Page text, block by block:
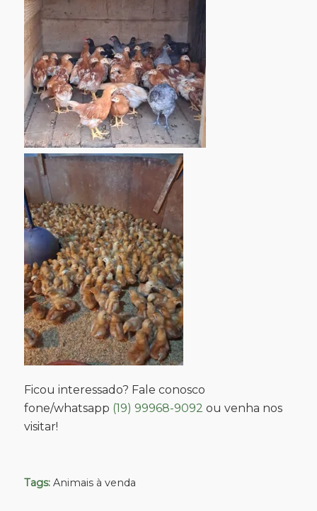
Ficou interessado? Fale conosco
fone/whatsapp (19) 99968-9092 ou venha nos
visitar!
Tags: Animais à venda